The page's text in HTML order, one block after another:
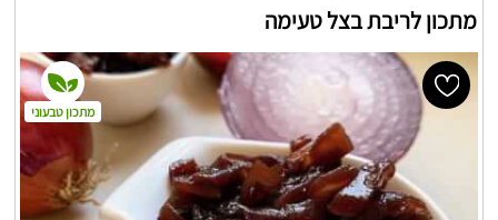
מתכון לריבת בצל טעימה
מתכון טבעוני